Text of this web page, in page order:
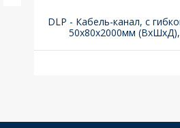
DLP - Кабель-канал, с
50x80х2000мм